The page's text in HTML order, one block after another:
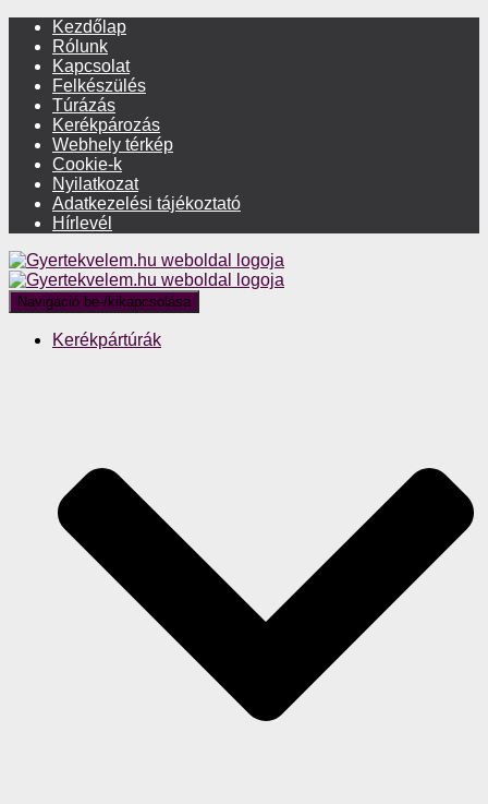
Kezdőlap
Rólunk
Kapcsolat
Felkészülés
Túrázás
Kerékpározás
Webhely térkép
Cookie-k
Nyilatkozat
Adatkezelési tájékoztató
Hírlevél
Navigáció be-/kikapcsolása
Kerékpártúrák